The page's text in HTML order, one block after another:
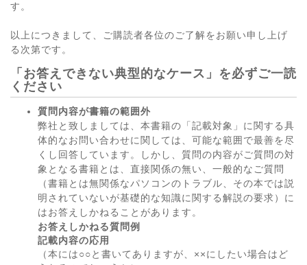
す。
以上につきまして、ご購読者各位のご了解をお願い申し上げ
る次第です。
「お答えできない典型的なケース」を必ずご一読
ください
質問内容が書籍の範囲外
弊社と致しましては、本書籍の「記載対象」に関する具
体的なお問い合わせに関しては、可能な範囲で最善を尽
くし回答しています。しかし、質問の内容がご質問の対
象となる書籍とは、直接関係の無い、一般的なご質問
（書籍とは無関係なパソコンのトラブル、その本では説
明されていないが基礎的な知識に関する解説の要求）に
はお答えしかねることがあります。
お答えしかねる質問例
記載内容の応用
（本には○○と書いてありますが、××にしたい場合はど